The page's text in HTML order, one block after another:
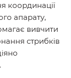
координації
апарату,
вивчити
стрибків